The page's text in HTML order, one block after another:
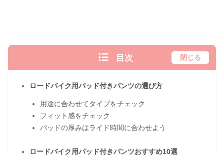
目次 閉じる
ロードバイク用パッド付きパンツの選び方
用途に合わせてタイプをチェック
フィット感をチェック
パッドの厚みはライド時間に合わせよう
ロードバイク用パッド付きパンツおすすめ10選